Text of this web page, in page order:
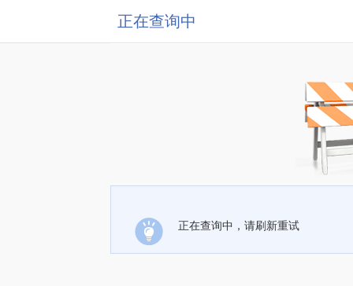
正在查询中
正在查询中，请刷新重试